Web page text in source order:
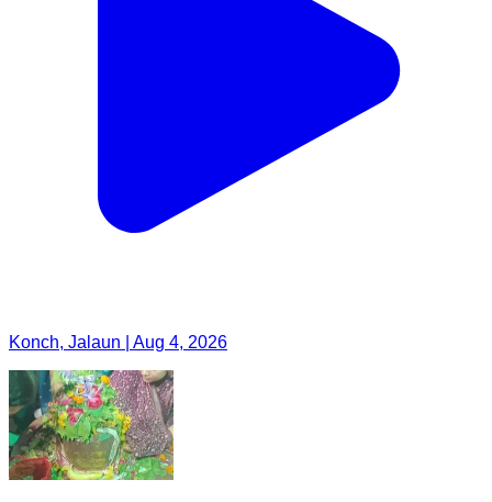
Konch, Jalaun | Aug 4, 2026